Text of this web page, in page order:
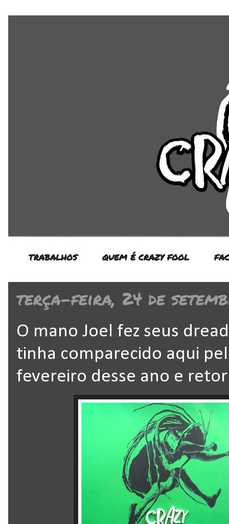
TRABALHOS QUEM É CRAZY FOOL
terça-feira, 24 de
O mano Joel fez seus
tinha comparecido aqui
fevereiro desse ano e